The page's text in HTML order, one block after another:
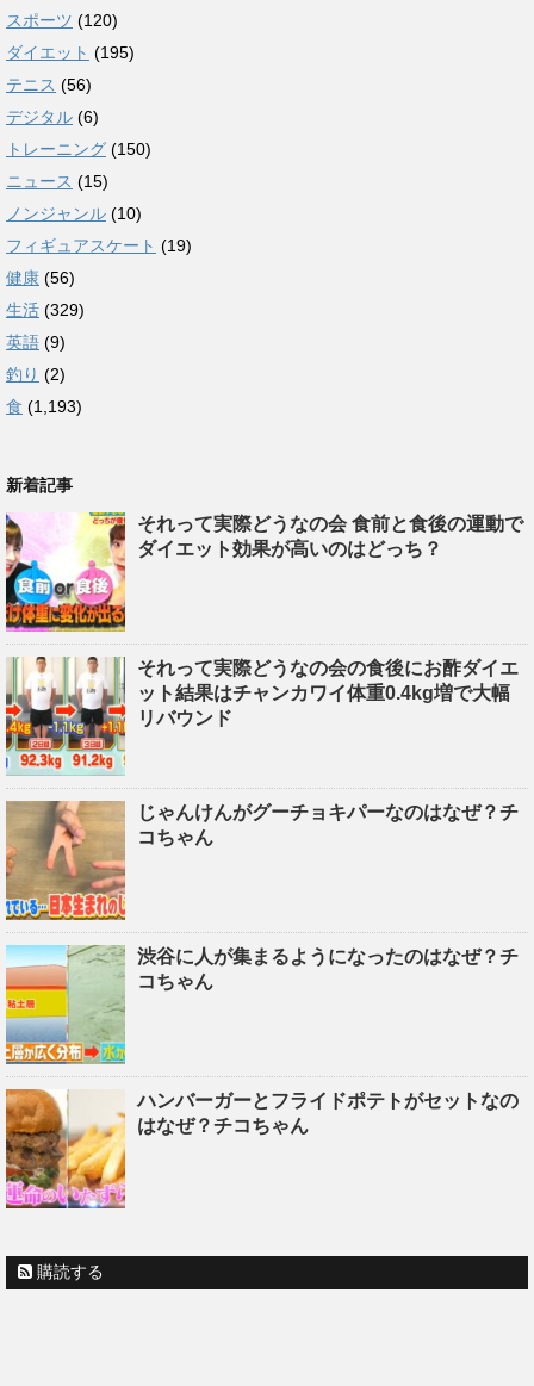
スポーツ (120)
ダイエット (195)
テニス (56)
デジタル (6)
トレーニング (150)
ニュース (15)
ノンジャンル (10)
フィギュアスケート (19)
健康 (56)
生活 (329)
英語 (9)
釣り (2)
食 (1,193)
新着記事
それって実際どうなの会 食前と食後の運動で
ダイエット効果が高いのはどっち？
それって実際どうなの会の食後にお酢ダイエ
ット結果はチャンカワイ体重0.4kg増で大幅
リバウンド
じゃんけんがグーチョキパーなのはなぜ？チ
コちゃん
渋谷に人が集まるようになったのはなぜ？チ
コちゃん
ハンバーガーとフライドポテトがセットなの
はなぜ？チコちゃん
購読する